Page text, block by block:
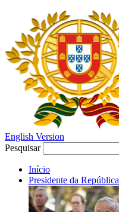
English Version
Pesquisar
Início
Presidente da República